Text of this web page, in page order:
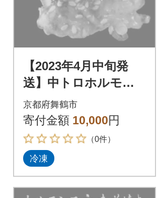
【2023年4月中旬発
送】中トロホルモン
西京味噌焼き 600g
京都府舞鶴市
寄付金額 10,000円
（0件）
冷凍